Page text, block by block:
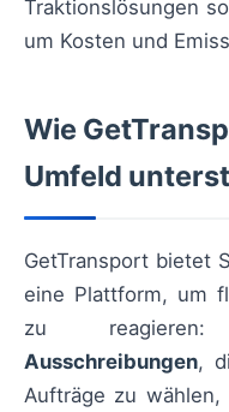
Traktionslösungen
um Kosten und
Wie
Umfeld
GetTransport bietet
eine Plattform, um
zu
Ausschreibungen,
Aufträge zu